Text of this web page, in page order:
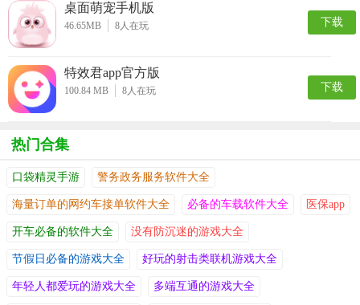
桌面萌宠手机版
46.65MB 8人在玩 下载
特效君app官方版
100.84 MB 8人在玩 下载
热门合集
口袋精灵手游 警务政务服务软件大全
海量订单的网约车接单软件大全 必备的车载软件大全 医保app
开车必备的软件大全 没有防沉迷的游戏大全
节假日必备的游戏大全 好玩的射击类联机游戏大全
年轻人都爱玩的游戏大全 多端互通的游戏大全